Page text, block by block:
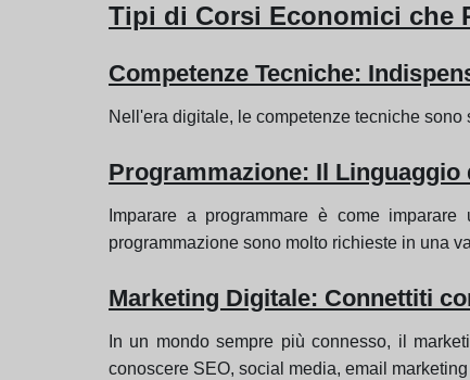
Tipi di Corsi Economici che
Competenze Tecniche:
Nell'era digitale, le competenze tecniche
Programmazione: Il Linguaggio
Imparare a programmare è come
programmazione sono molto richieste in una
Marketing Digitale: Connettiti
In un mondo sempre più connesso, il
conoscere SEO, social media, email